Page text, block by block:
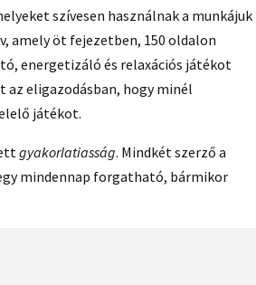
szívesen használnak a munkájuk
amely öt fejezetben, 150 oldalon
energetizáló és relaxációs játékot
eligazodásban, hogy minél
játékot.
gyakorlatiasság. Mindkét szerző a
mindennap forgatható, bármikor